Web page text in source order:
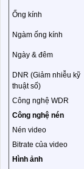
Ống kính
Ngàm ống kính
Ngày & đêm
DNR (Giảm nhiễu kỹ
thuật số)
Công nghệ WDR
Công nghệ nén
Nén video
Bitrate của video
Hình ảnh